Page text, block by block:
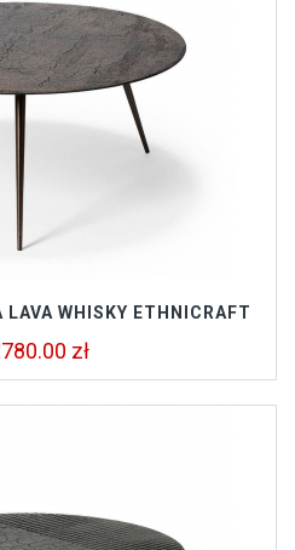
LAVA WHISKY ETHNICRAFT
zł